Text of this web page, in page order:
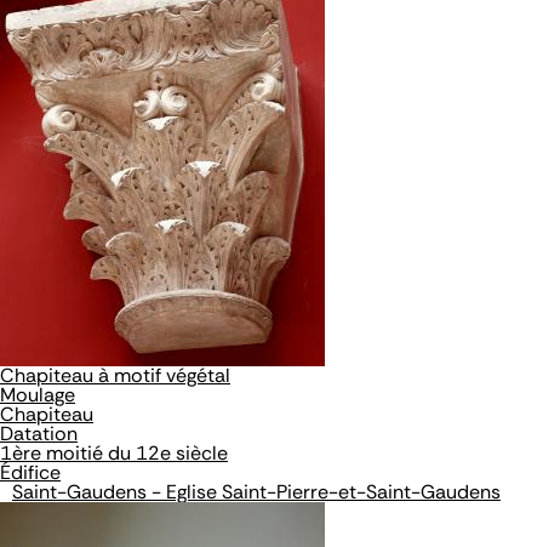
Chapiteau à motif végétal
Moulage
Chapiteau
Datation
1ère moitié du 12e siècle
Édifice
Saint-Gaudens - Eglise Saint-Pierre-et-Saint-Gaudens